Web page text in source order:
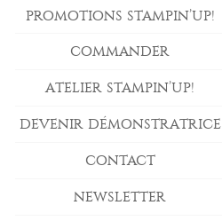
PROMOTIONS STAMPIN’UP!
COMMANDER
ATELIER STAMPIN’UP!
DEVENIR DÉMONSTRATRICE
CONTACT
NEWSLETTER